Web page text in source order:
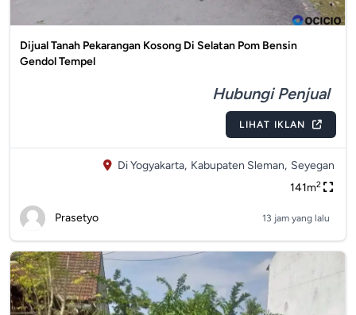
Dijual Tanah Pekarangan Kosong Di Selatan Pom Bensin
Gendol Tempel
Hubungi Penjual
LIHAT IKLAN
Di Yogyakarta, Kabupaten Sleman, Seyegan
141m2
Prasetyo 13 jam yang lalu